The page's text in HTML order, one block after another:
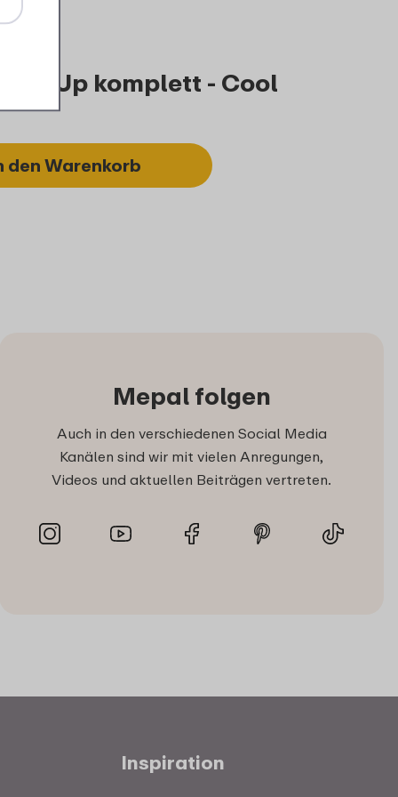
Up komplett - Cool
den Warenkorb
Mepal folgen
Auch in den verschiedenen Social Media
Kanälen sind wir mit vielen Anregungen,
Videos und aktuellen Beiträgen vertreten.
Inspiration